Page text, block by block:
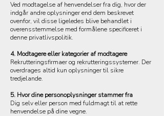
Ved modtagelse af henvendelser fra dig, hvor der
indgår andre oplysninger end dem beskrevet
ovenfor, vil disse ligeledes blive behandlet i
overensstemmelse med formålene specificeret i
denne privatlivspolitik.
4. Modtagere eller kategorier af modtagere
Rekrutteringsfirmaer og rekrutteringssystemer. Der
overdrages altid kun oplysninger til sikre
tredjelande.
5. Hvor dine personoplysninger stammer fra
Dig selv eller person med fuldmagt til at rette
henvendelse på dine vegne.